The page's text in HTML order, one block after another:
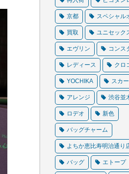
京都 スペシャル
買取 ユニセック
エヴリン コンス
レディース クロ
YOCHIKA スカ
アレンジ 渋谷並
ロデオ 新色
バッグチャーム
よちか恵比寿明治通り
バッグ エトープ